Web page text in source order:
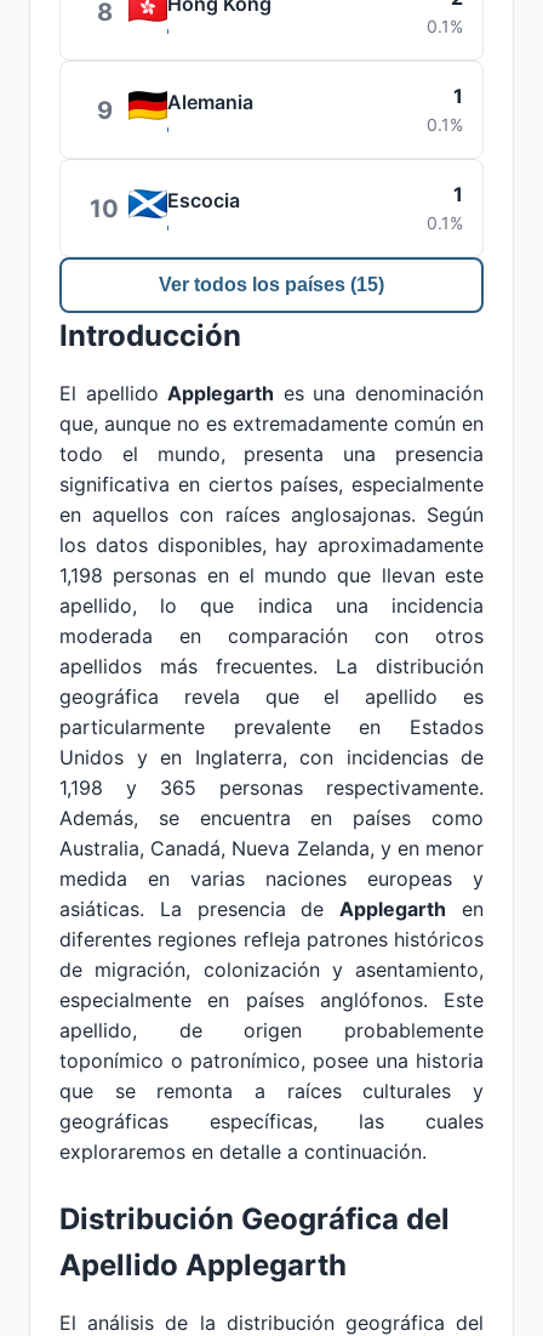
8 0.1%
9 Alemania 1
0.1%
10 Escocia 1
0.1%
Ver todos los países (15)
Introducción
El apellidoApplegarth es una denominación
que, aunque no es extremadamente común en
todo el mundo, presenta una presencia
significativa en ciertos países, especialmente
en aquellos con raíces anglosajonas. Según
los datos disponibles, hay aproximadamente
1,198 personas en el mundo que llevan este
apellido, lo que indica una incidencia
moderada en comparación con otros
apellidos más frecuentes. La distribución
geográfica revela que el apellido es
particularmente prevalente en Estados
Unidos y en Inglaterra, con incidencias de
1,198 y 365 personas respectivamente.
Además, se encuentra en países como
Australia, Canadá, Nueva Zelanda, y en menor
medida en varias naciones europeas y
asiáticas. La presencia deApplegarth en
diferentes regiones refleja patrones históricos
de migración, colonización y asentamiento,
especialmente en países anglófonos. Este
apellido, de origen probablemente
toponímico o patronímico, posee una historia
que se remonta a raíces culturales y
geográficas específicas, las cuales
exploraremos en detalle a continuación.
Distribución Geográfica del
Apellido Applegarth
El análisis de la distribución geográfica del